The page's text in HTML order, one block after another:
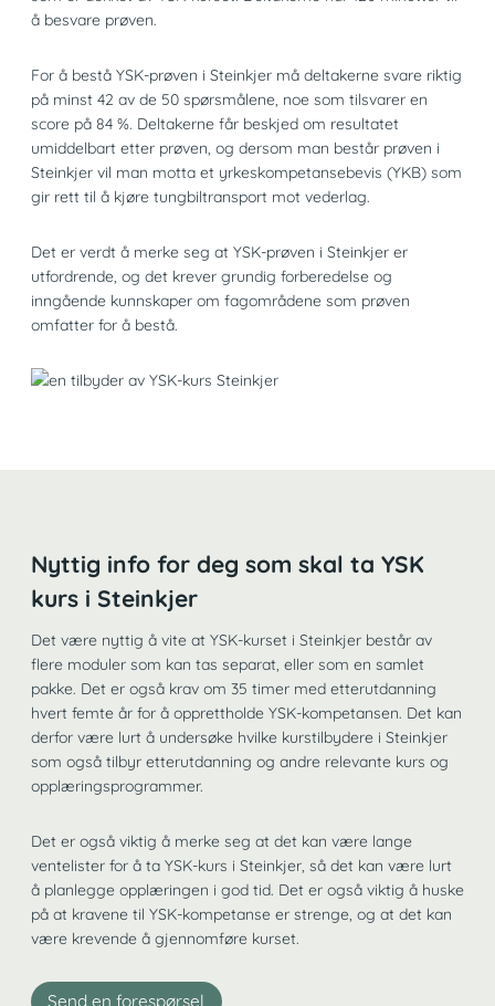
å besvare prøven.
For å bestå YSK-prøven i Steinkjer må deltakerne svare riktig
på minst 42 av de 50 spørsmålene, noe som tilsvarer en
score på 84 %. Deltakerne får beskjed om resultatet
umiddelbart etter prøven, og dersom man består prøven i
Steinkjer vil man motta et yrkeskompetansebevis (YKB) som
gir rett til å kjøre tungbiltransport mot vederlag.
Det er verdt å merke seg at YSK-prøven i Steinkjer er
utfordrende, og det krever grundig forberedelse og
inngående kunnskaper om fagområdene som prøven
omfatter for å bestå.
Nyttig info for deg som skal ta YSK
kurs i Steinkjer
Det være nyttig å vite at YSK-kurset i Steinkjer består av
flere moduler som kan tas separat, eller som en samlet
pakke. Det er også krav om 35 timer med etterutdanning
hvert femte år for å opprettholde YSK-kompetansen. Det kan
derfor være lurt å undersøke hvilke kurstilbydere i Steinkjer
som også tilbyr etterutdanning og andre relevante kurs og
opplæringsprogrammer.
Det er også viktig å merke seg at det kan være lange
ventelister for å ta YSK-kurs i Steinkjer, så det kan være lurt
å planlegge opplæringen i god tid. Det er også viktig å huske
på at kravene til YSK-kompetanse er strenge, og at det kan
være krevende å gjennomføre kurset.
Send en forespørsel